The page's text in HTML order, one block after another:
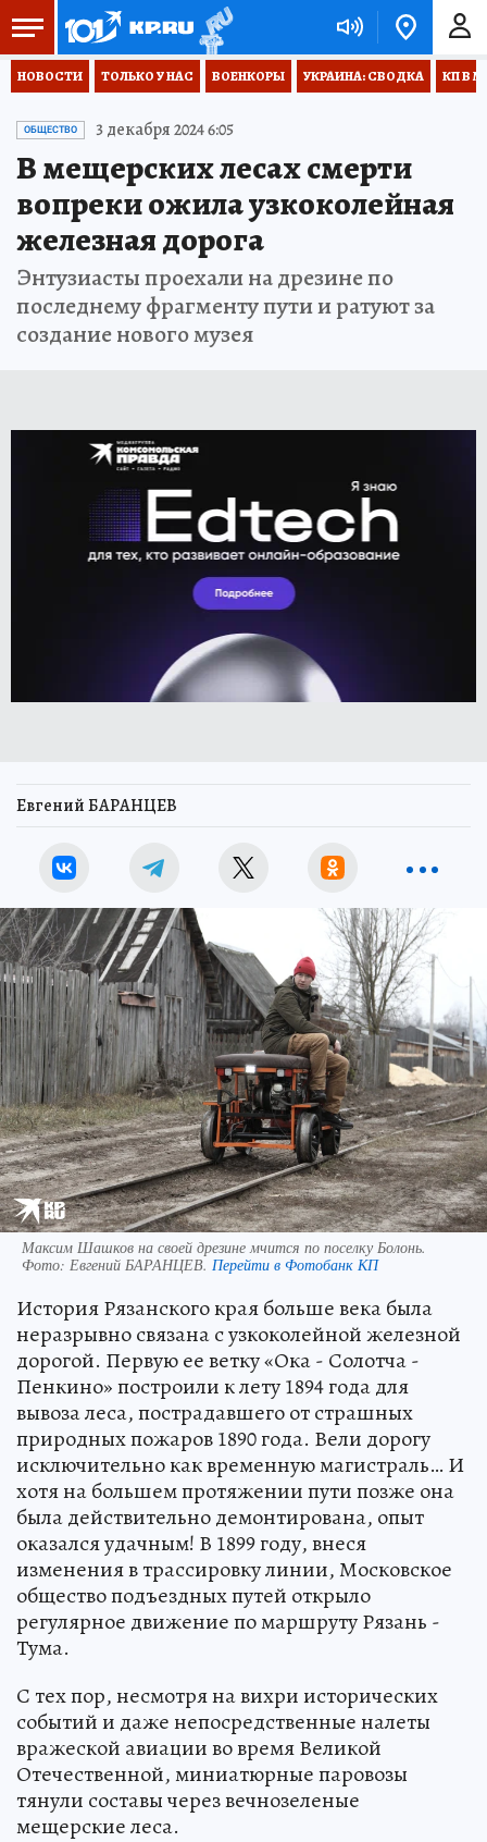
НОВОСТИ ТОЛЬКО У НАС ВОЕНКОРЫ УКРАИНА: СВОДКА КП В
ОБЩЕСТВО 3 декабря 2024 6:05
В мещерских лесах смерти
вопреки ожила узкоколейная
железная дорога
Энтузиасты проехали на дрезине по
последнему фрагменту пути и ратуют за
создание нового музея
Евгений БАРАНЦЕВ
Максим Шашков на своей дрезине мчится по поселку Болонь.
Фото: Евгений БАРАНЦЕВ. Перейти в Фотобанк КП
История Рязанского края больше века была
неразрывно связана с узкоколейной железной
дорогой. Первую ее ветку «Ока - Солотча -
Пенкино» построили к лету 1894 года для
вывоза леса, пострадавшего от страшных
природных пожаров 1890 года. Вели дорогу
исключительно как временную магистраль… И
хотя на большем протяжении пути позже она
была действительно демонтирована, опыт
оказался удачным! В 1899 году, внеся
изменения в трассировку линии, Московское
общество подъездных путей открыло
регулярное движение по маршруту Рязань -
Тума.
С тех пор, несмотря на вихри исторических
событий и даже непосредственные налеты
вражеской авиации во время Великой
Отечественной, миниатюрные паровозы
тянули составы через вечнозеленые
мещерские леса.